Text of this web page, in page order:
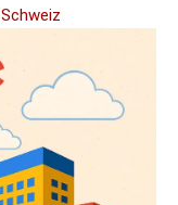
Schweiz